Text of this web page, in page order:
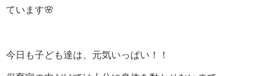
ています🌸
今日も子ども達は、元気いっぱい！！